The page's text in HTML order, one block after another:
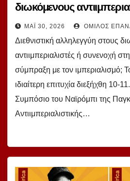
διωκόμενους
συνενοχή στην
με τον ιμπεριαλισμό; Του
ΜΆΙ 30, 2026 ΌΜΙΛΟΣ
Διεθνιστική αλληλεγγύη στους
αντιιμπεριαλιστές ή συνενοχή
σύμπραξη με τον ιμπεριαλισμό;
ιδιαίτερη επιτυχία διεξήχθη 10-
Συμπόσιο του Ναϊρόμπι της
Αντιιμπεριαλιστικής…